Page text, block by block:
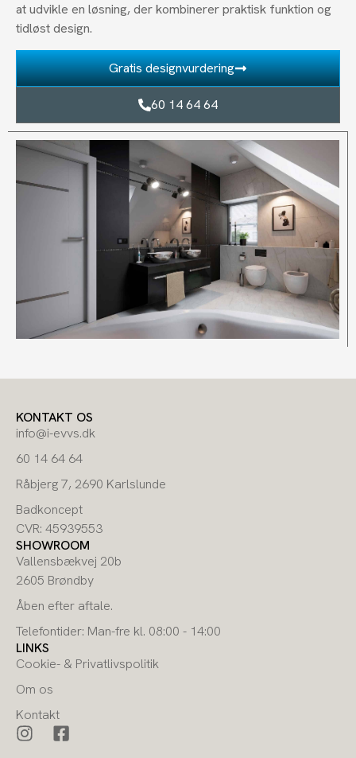
at udvikle en løsning, der kombinerer praktisk funktion og
tidløst design.
Gratis designvurdering
60 14 64 64
KONTAKT OS
info@i-evvs.dk
60 14 64 64
Råbjerg 7, 2690 Karlslunde
Badkoncept
CVR: 45939553
SHOWROOM
Vallensbækvej 20b
2605 Brøndby
Åben efter aftale.
Telefontider: Man-fre kl. 08:00 - 14:00
LINKS
Cookie- & Privatlivspolitik
Om os
Kontakt